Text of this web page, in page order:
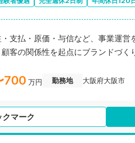
支払・原価・与信など、事業運
客の関係性を起点にブランドづ
700 万円 勤務地 大阪府大阪市
クマーク